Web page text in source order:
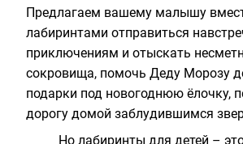
Предлагаем вашему малышу
лабиринтами отправиться
приключениям и отыскать
сокровища, помочь Деду Морозу
подарки под новогоднюю ёлочку,
дорогу домой заблудившимся
Но лабиринты для детей –